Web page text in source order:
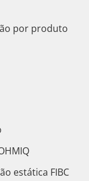
por produto
estática FIBC